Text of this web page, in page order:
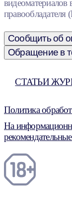
видеоматериалов
Сообщить об
Обращение в
СТАТЬИ
Политика
На